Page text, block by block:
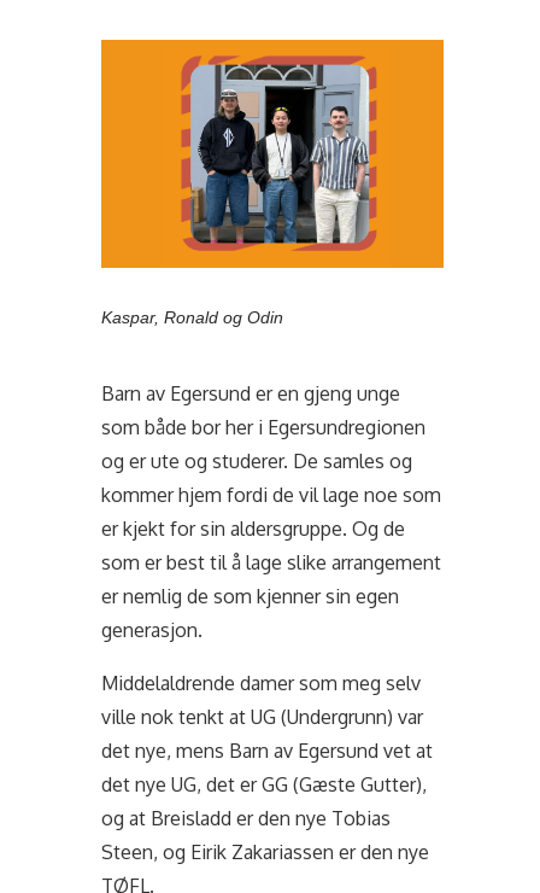
Kaspar, Ronald og Odin
Barn av Egersund er en gjeng unge
som både bor her i Egersundregionen
og er ute og studerer. De samles og
kommer hjem fordi de vil lage noe som
er kjekt for sin aldersgruppe. Og de
som er best til å lage slike arrangement
er nemlig de som kjenner sin egen
generasjon.
Middelaldrende damer som meg selv
ville nok tenkt at UG (Undergrunn) var
det nye, mens Barn av Egersund vet at
det nye UG, det er GG (Gæste Gutter),
og at Breisladd er den nye Tobias
Steen, og Eirik Zakariassen er den nye
TØFL.